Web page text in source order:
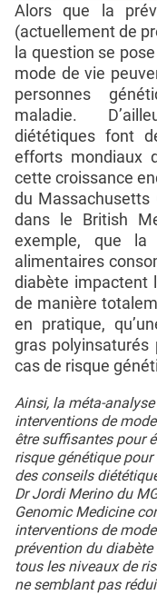
Alors que la
(actuellement de
la question se
mode de vie
personnes
maladie.
diététiques font
efforts mondiaux
cette croissance
du Massachusetts
dans le British
exemple, que
alimentaires
diabète impactent
de manière
en pratique,
gras
cas de risque
Ainsi, la méta-
interventions de
être suffisantes pour
risque génétique
des conseils
Dr Jordi Merino du
Genomic Medicine
interventions de
prévention du
tous les niveaux de
ne semblant pas